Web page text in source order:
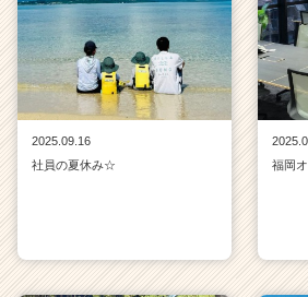
2025.09.16
社員の夏休み☆
福岡